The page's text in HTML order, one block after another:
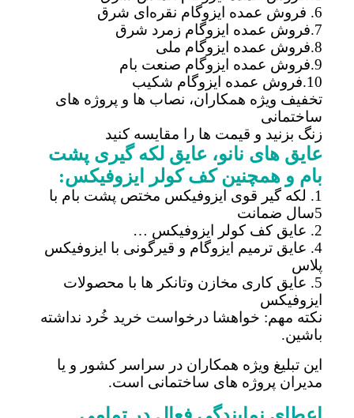
تخفیف ویژه همکاران، نصاب ها و پروژه های
ساختمانی
زنگ بزنید و قیمت ها را مقایسه کنید
عایق های نانو، عایق لکه گیری پشت
بام و همچنین کف کولر ایزوفیکس:
1. لکه گیر قوی ایزوفیکس مختص پشت بام با
4. عایق ترمیم ایزوگام و قیرگونی با ایزوفیکس
پلاس
5. عایق کاری مخازن وتانکر ها با محصولات
ایزوفیکس
نکته مهم: خواهشا درخواست خرید خُرد نداشته
باشین.
این تبلیغ ویژه همکاران در سراسر کشور و یا
مدیران پروژه های ساختمانی است.